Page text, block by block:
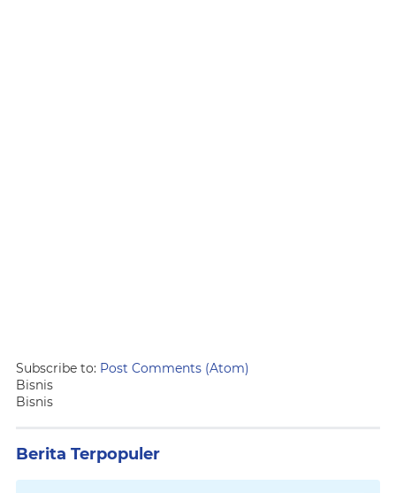
Subscribe to: Post Comments (Atom)
Bisnis
Bisnis
Berita Terpopuler